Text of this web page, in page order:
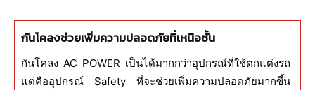
กันโคลงช่วยเพิ่มความปลอดภัยที่เหนือชั้น
กันโคลง AC POWER เป็นได้มากกว่าอุปกรณ์ที่ใช้ตกแต่งรถ
แต่คืออุปกรณ์ Safety ที่จะช่วยเพิ่มความปลอดภัยมากขึ้น